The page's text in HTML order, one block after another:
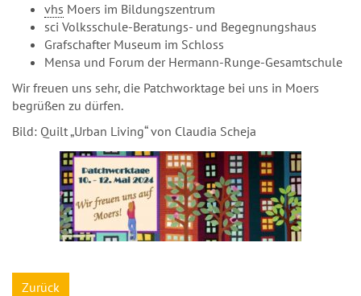
vhs Moers im Bildungszentrum
sci Volksschule-Beratungs- und Begegnungshaus
Grafschafter Museum im Schloss
Mensa und Forum der Hermann-Runge-Gesamtschule
Wir freuen uns sehr, die Patchworktage bei uns in Moers
begrüßen zu dürfen.
Bild: Quilt „Urban Living“ von Claudia Scheja
Zurück